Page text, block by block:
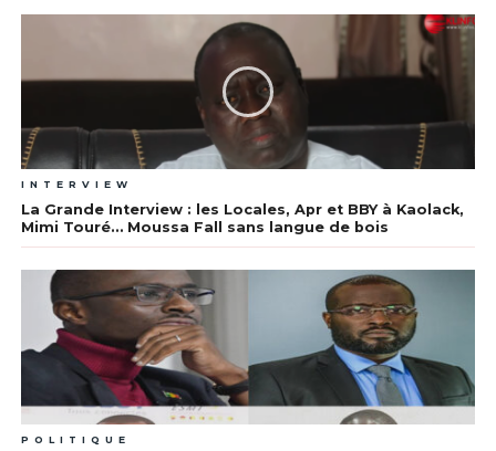
INTERVIEW
La Grande Interview : les Locales, Apr et BBY à Kaolack,
Mimi Touré… Moussa Fall sans langue de bois
POLITIQUE